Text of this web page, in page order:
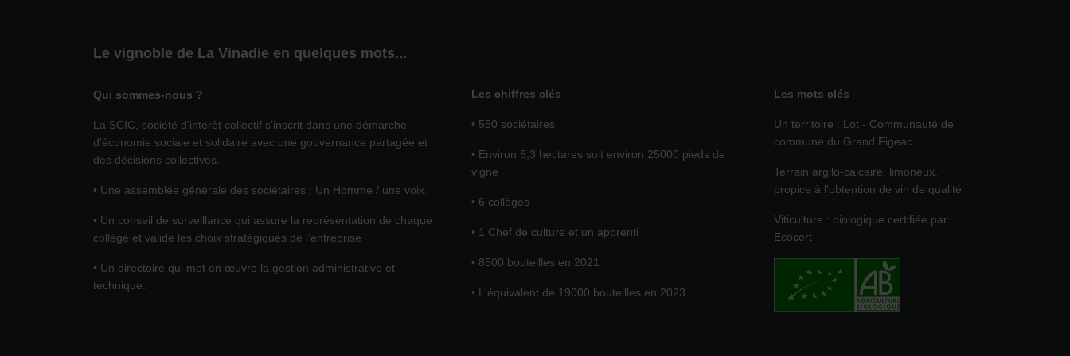
Le vignoble de La Vinadie en quelques mots...
Qui sommes-nous ?
La SCIC, société d’intérêt collectif s’inscrit dans une démarche
d’économie sociale et solidaire avec une gouvernance partagée et
des décisions collectives.
• Une assemblée générale des sociétaires : Un Homme / une voix.
• Un conseil de surveillance qui assure la représentation de chaque
collège et valide les choix stratégiques de l’entreprise
• Un directoire qui met en œuvre la gestion administrative et
technique.
Les chiffres clés
• 550 sociétaires
• Environ 5,3 hectares soit environ 25000 pieds de
vigne
• 6 collèges
• 1 Chef de culture et un apprenti
• 8500 bouteilles en 2021
• L'équivalent de 19000 bouteilles en 2023
Les mots clés
Un territoire : Lot - Communauté de
commune du Grand Figeac
Terrain argilo-calcaire, limoneux,
propice à l'obtention de vin de qualité
Viticulture : biologique certifiée par
Ecocert